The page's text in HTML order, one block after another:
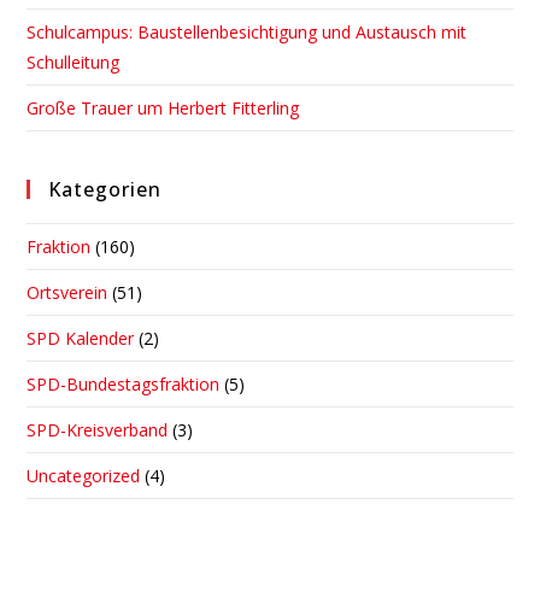
Schulcampus: Baustellenbesichtigung und Austausch mit
Schulleitung
Große Trauer um Herbert Fitterling
Kategorien
Fraktion (160)
Ortsverein (51)
SPD Kalender (2)
SPD-Bundestagsfraktion (5)
SPD-Kreisverband (3)
Uncategorized (4)